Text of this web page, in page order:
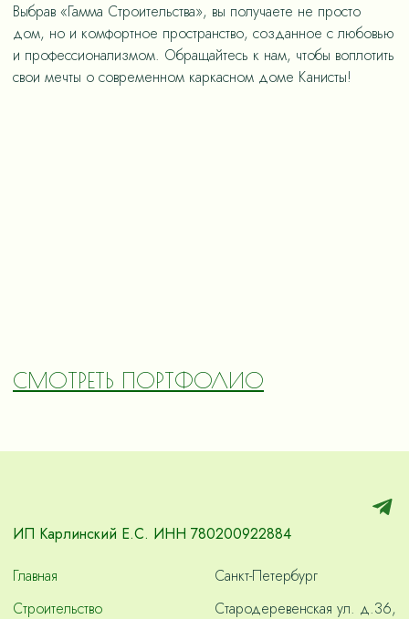
Выбрав «Гамма Строительства», вы получаете не просто
дом, но и комфортное пространство, созданное с любовью
и профессионализмом. Обращайтесь к нам, чтобы воплотить
свои мечты о современном каркасном доме Канисты!
СМОТРЕТЬ ПОРТФОЛИО
ИП Карлинский Е.С. ИНН 780200922884
Главная
Строительство
Санкт-Петербург
Стародеревенская ул. д.36,